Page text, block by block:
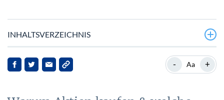
INHALTSVERZEICHNIS
Warum Aktien kaufen & welche Vorteile und Renditen
bringen Aktien
- Aa +